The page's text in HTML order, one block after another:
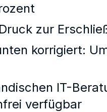
zur
korrigiert:
IT-
verfügbar